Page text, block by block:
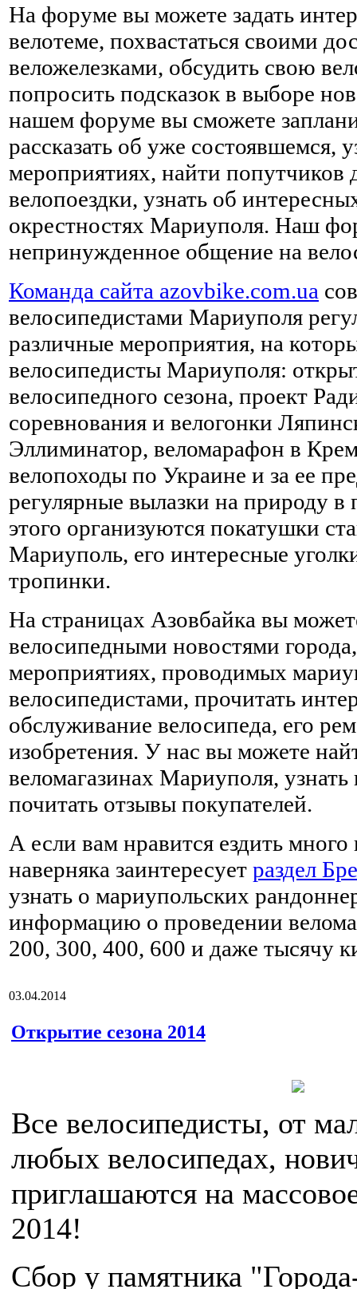
На форуме вы можете задать
велотеме, похвастаться своими
веложелезками, обсудить свою
попросить подсказок в выборе
нашем форуме вы сможете
рассказать об уже состоявшемся,
мероприятиях, найти попутчиков
велопоездки, узнать об
окрестностях Мариуполя. Наш
непринужденное общение на
Команда сайта azovbike.com.ua
велосипедистами Мариуполя
различные мероприятия, на
велосипедисты Мариуполя:
велосипедного сезона, проект
соревнования и велогонки
Эллиминатор, веломарафон в
велопоходы по Украине и за ее
регулярные вылазки на природу
этого организуются покатушки
Мариуполь, его интересные
тропинки.
На страницах Азовбайка вы
велосипедными новостями
мероприятиях, проводимых
велосипедистами, прочитать
обслуживание велосипеда, его
изобретения. У нас вы можете
веломагазинах Мариуполя,
почитать отзывы покупателей.
А если вам нравится ездить много
наверняка заинтересует раздел
узнать о мариупольских
информацию о проведении
200, 300, 400, 600 и даже тысячу
03.04.2014
Открытие сезона 2014
Все велосипедисты, от
любых велосипедах,
приглашаются на
2014!
Сбор у памятника